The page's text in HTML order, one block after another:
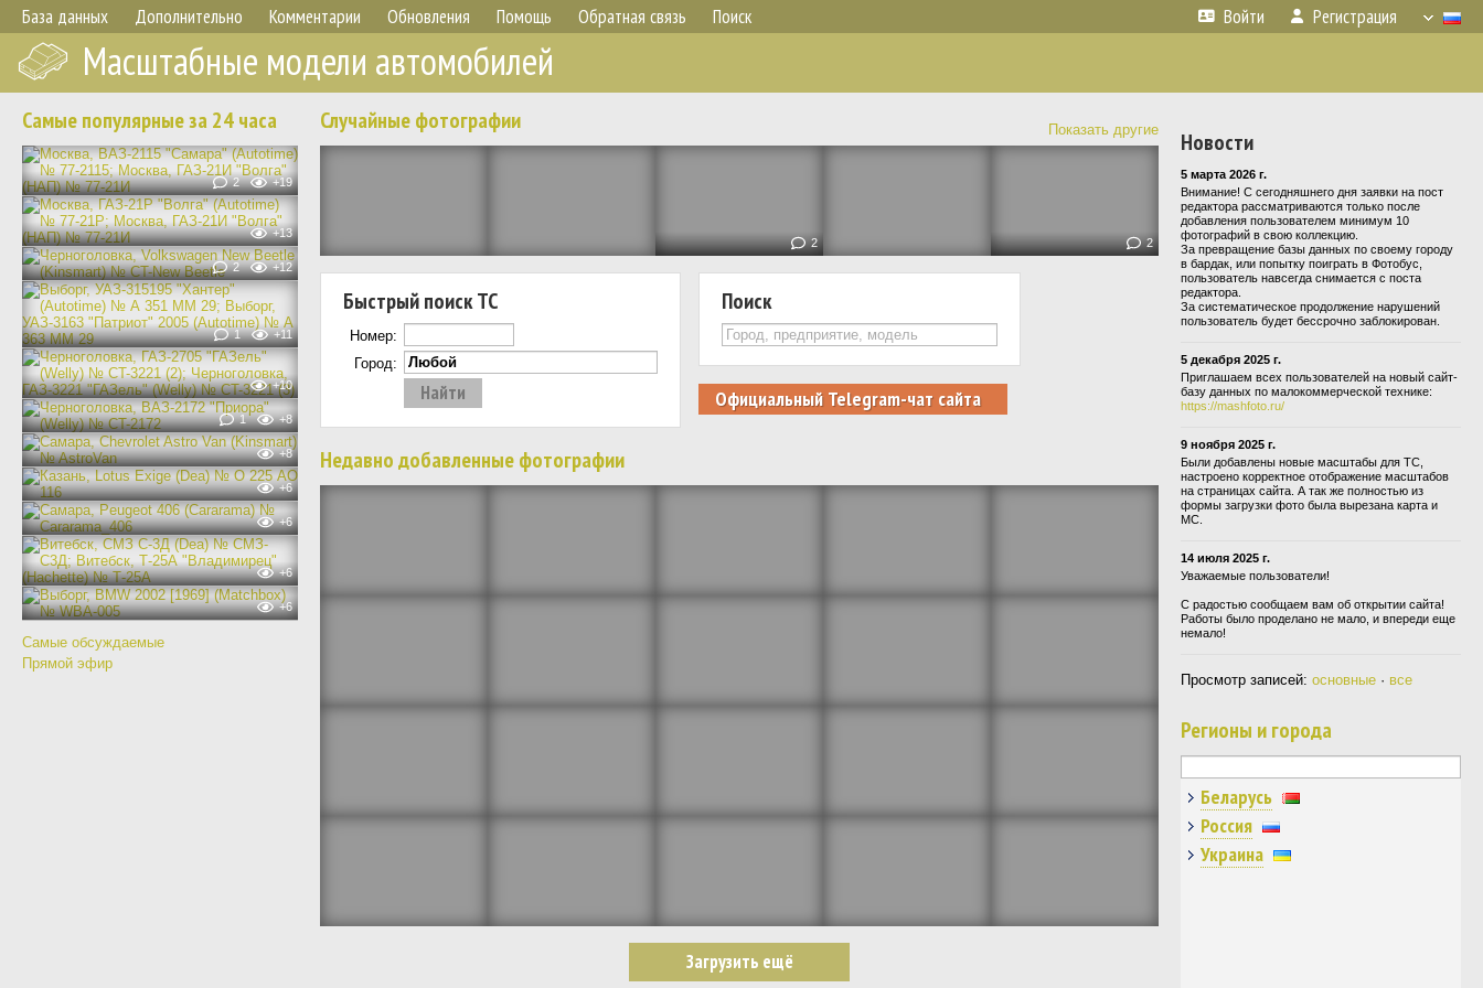
База данных Дополнительно Комментарии Обновления Помощь Обратная связь Поиск Войти Регистрация
Масштабные модели автомобилей
Самые популярные за 24 часа
2 +19
+13
2 +12
1 +11
+10
1 +8
+8
+6
+6
+6
+6
Самые обсуждаемые
Прямой эфир
Показать другие
Случайные фотографии
2 2
Быстрый поиск ТС
Номер:
Город:
Поиск
Официальный Telegram-чат сайта
Недавно добавленные фотографии
Новости
5 марта 2026 г.
Внимание! С сегодняшнего дня заявки на пост
редактора рассматриваются только после
добавления пользователем минимум 10
фотографий в свою коллекцию.
За превращение базы данных по своему городу
в бардак, или попытку поиграть в Фотобус,
пользователь навсегда снимается с поста
редактора.
За систематическое продолжение нарушений
пользователь будет бессрочно заблокирован.
5 декабря 2025 г.
Приглашаем всех пользователей на новый сайт-
базу данных по малокоммерческой технике:
https://mashfoto.ru/
9 ноября 2025 г.
Были добавлены новые масштабы для ТС,
настроено корректное отображение масштабов
на страницах сайта. А так же полностью из
формы загрузки фото была вырезана карта и
МС.
14 июля 2025 г.
Уважаемые пользователи!
С радостью сообщаем вам об открытии сайта!
Работы было проделано не мало, и впереди еще
немало!
Просмотр записей: основные · все
Регионы и города
Беларусь
Россия
Украина